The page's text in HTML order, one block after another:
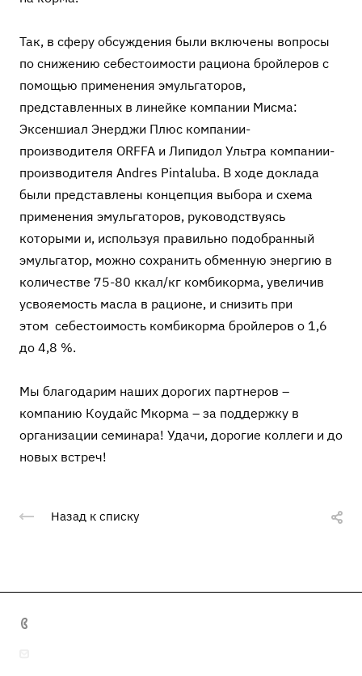
Так, в сферу обсуждения были включены вопросы
по снижению себестоимости рациона бройлеров с
помощью применения эмульгаторов,
представленных в линейке компании Мисма:
Эксеншиал Энерджи Плюс компании-
производителя ORFFA и Липидол Ультра компании-
производителя Andres Pintaluba. В ходе доклада
были представлены концепция выбора и схема
применения эмульгаторов, руководствуясь
которыми и, используя правильно подобранный
эмульгатор, можно сохранить обменную энергию в
количестве 75-80 ккал/кг комбикорма, увеличив
усвояемость масла в рационе, и снизить при
этом себестоимость комбикорма бройлеров о 1,6
до 4,8 %.
Мы благодарим наших дорогих партнеров –
компанию Коудайс Мкорма – за поддержку в
организации семинара! Удачи, дорогие коллеги и до
новых встреч!
Назад к списку